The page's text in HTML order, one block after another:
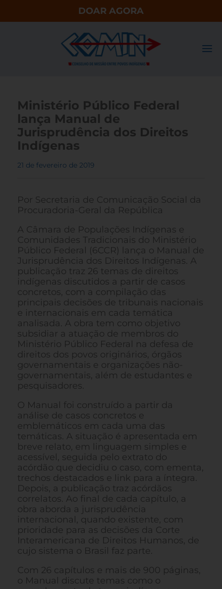
DOAR AGORA
Ministério Público Federal
lança Manual de
Jurisprudência dos Direitos
Indígenas
21 de fevereiro de 2019
Por Secretaria de Comunicação Social da
Procuradoria-Geral da República
A Câmara de Populações Indígenas e
Comunidades Tradicionais do Ministério
Público Federal (6CCR) lança o Manual de
Jurisprudência dos Direitos Indígenas. A
publicação traz 26 temas de direitos
indígenas discutidos a partir de casos
concretos, com a compilação das
principais decisões de tribunais nacionais
e internacionais em cada temática
analisada. A obra tem como objetivo
subsidiar a atuação de membros do
Ministério Público Federal na defesa de
direitos dos povos originários, órgãos
governamentais e organizações não-
governamentais, além de estudantes e
pesquisadores.
O Manual foi construído a partir da
análise de casos concretos e
emblemáticos em cada uma das
temáticas. A situação é apresentada em
breve relato, em linguagem simples e
acessível, seguida pelo extrato do
acórdão que decidiu o caso, com ementa,
trechos destacados e link para a íntegra.
Depois, a publicação traz acórdãos
correlatos. Ao final de cada capítulo, a
obra aborda a jurisprudência
internacional, quando existente, com
prioridade para as decisões da Corte
Interamericana de Direitos Humanos, de
cujo sistema o Brasil faz parte.
Com 26 capítulos e mais de 900 páginas,
o Manual discute temas como o